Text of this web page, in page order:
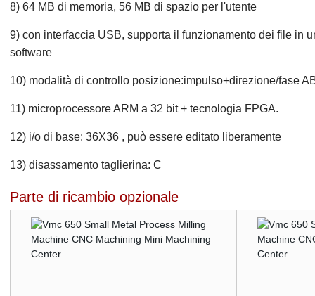
8) 64 MB di memoria, 56 MB di spazio per l'utente
9) con interfaccia USB, supporta il funzionamento dei file in
software
10) modalità di controllo posizione:impulso+direzione/fase
11) microprocessore ARM a 32 bit + tecnologia FPGA.
12) i/o di base: 36X36 , può essere editato liberamente
13) disassamento taglierina: C
Parte di ricambio opzionale